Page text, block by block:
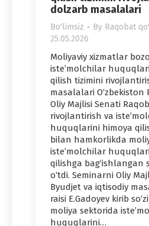
dolzarb masalalari
Bo'limsiz By Raqobat
25.05.2026
Moliyaviy xizmatlar
iste’molchilar
qilish tizimini
masalalari O‘zbekiston
Oliy Majlisi Senati
rivojlantirish va
huquqlarini himoya
bilan hamkorlikda
iste’molchilar
qilishga bag‘ishlangan
o‘tdi. Seminarni Oliy
Byudjet va iqtisodiy
raisi E.Gadoyev kirib
moliya sektorida
huquqlarini…